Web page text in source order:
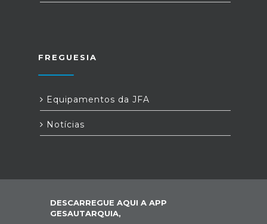
FREGUESIA
Equipamentos da JFA
Notícias
DESCARREGUE AQUI A APP
GESAUTARQUIA,